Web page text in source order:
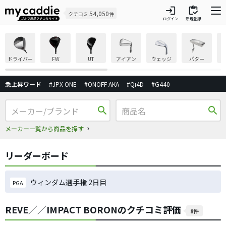
クチコミ 54,050件 login
ログイン
inventory
新規登録
ドライバー FW UT アイアン ウェッジ パター
急上昇ワード #JPX ONE #ONOFF AKA #Qi4D #G440
search
メーカー一覧から商品を探す
search
リーダーボード
PGA ウィンダム選手権 2日目
REVE／／IMPACT BORONのクチコミ評価 8件